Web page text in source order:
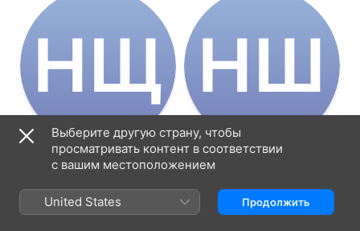
Н‌Щ
Наталья Щукина
Валентина Ивановна
Н‌Ш
Николай Шрайбер
Выберите другую страну, чтобы
просматривать контент в соответствии
с вашим местоположением
United States Продолжить